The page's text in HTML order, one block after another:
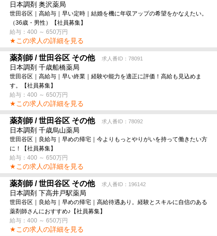
日本調剤 奥沢薬局
世田谷区｜高給与｜早い定時｜結婚を機に年収アップの希望をかなえたい。
（36歳・男性）【社員募集】
給与：400 ～ 650万円
★この求人の詳細を見る
薬剤師 / 世田谷区 その他 求人番ID：78091
日本調剤 千歳船橋薬局
世田谷区｜高給与｜早い終業｜経験や能力を適正に評価！高給も見込めま
す。【社員募集】
給与：400 ～ 650万円
★この求人の詳細を見る
薬剤師 / 世田谷区 その他 求人番ID：78092
日本調剤 千歳烏山薬局
世田谷区｜良給与｜早めの帰宅｜今よりもっとやりがいを持って働きたい方
に！【社員募集】
給与：400 ～ 650万円
★この求人の詳細を見る
薬剤師 / 世田谷区 その他 求人番ID：196142
日本調剤 下高井戸駅薬局
世田谷区｜良給与｜早めの帰宅｜高給待遇あり。経験とスキルに自信のある
薬剤師さんにおすすめ♪【社員募集】
給与：400 ～ 650万円
★この求人の詳細を見る